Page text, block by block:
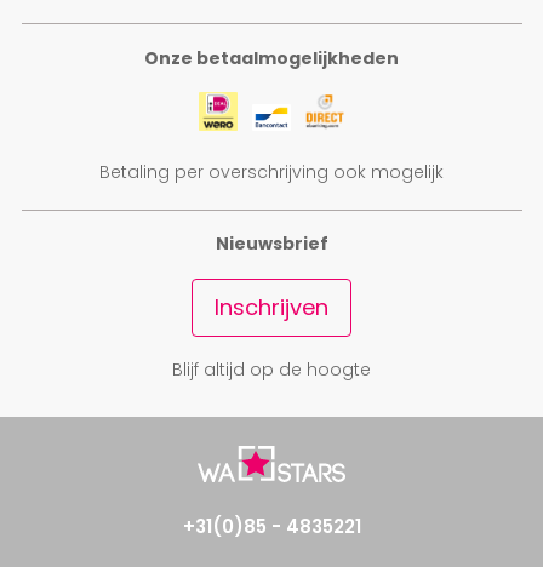
Onze betaalmogelijkheden
Betaling per overschrijving ook mogelijk
Nieuwsbrief
Inschrijven
Blijf altijd op de hoogte
+31(0)85 - 4835221